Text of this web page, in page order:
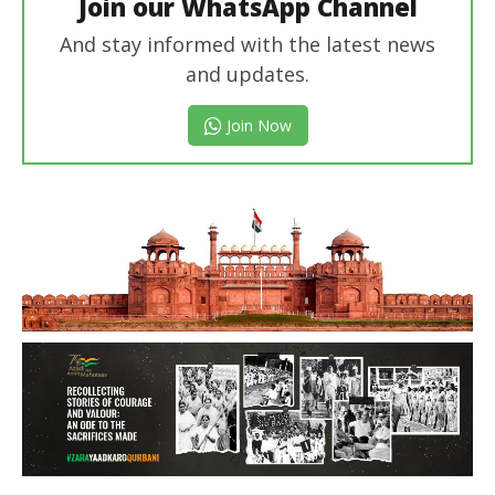
And stay informed with the latest news
and updates.
Join Now